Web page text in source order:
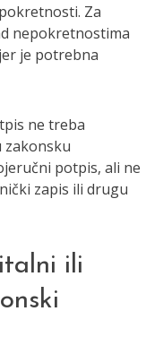
Za
nepokretnostima
je potrebna
ne treba
zakonsku
potpis, ali ne
zapis ili drugu
ili